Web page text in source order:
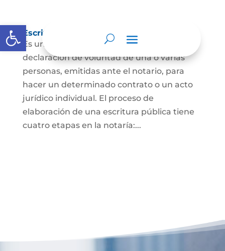
Abrir barra de herramientas
Escritura Pública
Es un documento que contiene la
declaración de voluntad de una o varias
personas, emitidas ante el notario, para
hacer un determinado contrato o un acto
jurídico individual. El proceso de
elaboración de una escritura pública tiene
cuatro etapas en la notaría:...